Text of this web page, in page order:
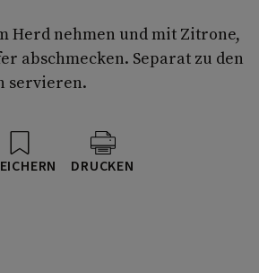
Herd nehmen und mit Zitrone,
abschmecken. Separat zu den
servieren.
DRUCKEN